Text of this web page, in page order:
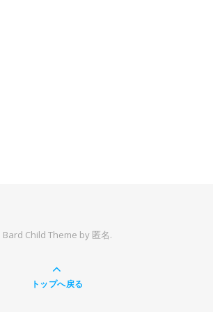
Bard Child Theme by 匿名.
トップへ戻る